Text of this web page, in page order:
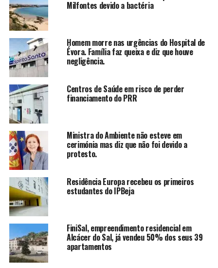
Milfontes devido a bactéria
Homem morre nas urgências do Hospital de
Évora. Família faz queixa e diz que houve
negligência.
Centros de Saúde em risco de perder
financiamento do PRR
Ministra do Ambiente não esteve em
cerimónia mas diz que não foi devido a
protesto.
Residência Europa recebeu os primeiros
estudantes do IPBeja
FiniSal, empreendimento residencial em
Alcácer do Sal, já vendeu 50% dos seus 39
apartamentos